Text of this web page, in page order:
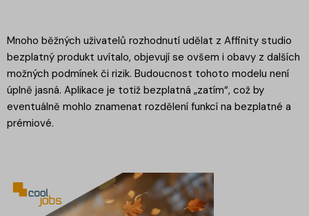
Mnoho běžných uživatelů rozhodnutí udělat z Affinity studio
bezplatný produkt uvítalo, objevují se ovšem i obavy z dalších
možných podmínek či rizik. Budoucnost tohoto modelu není
úplně jasná. Aplikace je totiž bezplatná „zatím“, což by
eventuálně mohlo znamenat rozdělení funkcí na bezplatné a
prémiové.